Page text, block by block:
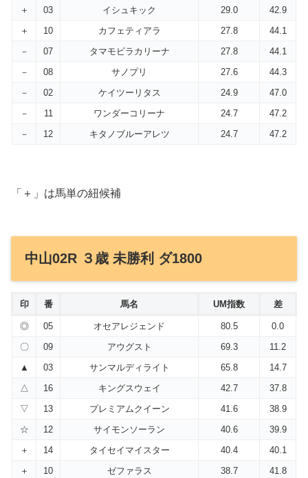
＋
03 イシュキック 29.0
42.9
＋
10 カフェティアラ 27.8
44.1
－
07 タマモビラカリーナ 27.8
44.1
－
08 サノプリ 27.6
44.3
－
02 ケイツーリタス 24.9
47.0
－
11 ワンダーコリーナ 24.7
47.2
－
12 キタノブルーアレツ 24.7 47.2
「＋」は馬単の紐候補
中山02R ３歳 未勝利 ダ1800
印 番 馬名 UM指数 差
◎ 05 オセアレジェンド 80.5
0.0
〇
09 アウグスト 69.3
11.2
▲
03 サンマルディライト 65.8
14.7
△
16 キングスウェイ 42.7
37.8
▽
13 プレミアムクイーン 41.6
38.9
☆
12 サイモンソーラン 40.6
39.9
＋
14 タイセイマイスター 40.4
40.1
＋
10 ゼファラス 38.7
41.8